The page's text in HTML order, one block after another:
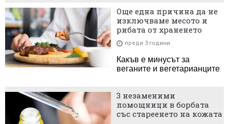
Още една причина да не
изключваме месото и
рибата от храненето
преди 3 години
Какъв е минусът за
веганите и вегетарианците
3 незаменими
помощници в борбата
със стареенето на кожата